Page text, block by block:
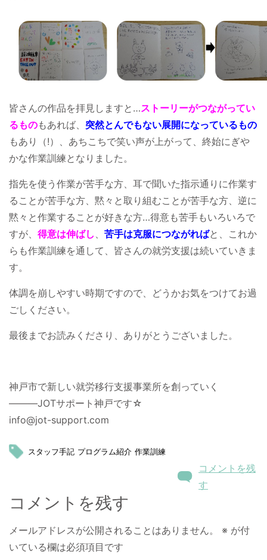
皆さんの作品を拝見しますと…ストーリーがつながってい
るものもあれば、 突然とんでもない展開になっているもの
もあり（!）、あちこちで笑い声が上がって、終始にぎや
かな作業訓練となりました。
指先を使う作業が苦手な方、耳で聞いた指示通りに作業す
ることが苦手な方、黙々と取り組むことが苦手な方、逆に
黙々と作業することが好きな方…得意も苦手もいろいろで
すが、 得意は伸ばし 、 苦手は克服につながればと、これか
らも作業訓練を通して、皆さんの就労支援は続いていきま
す。
体調を崩しやすい時期ですので、どうかお気をつけてお過
ごしください。
最後までお読みくださり、ありがとうございました。
神戸市で新しい就労移行支援事業所を創っていく
―――JOTサポート神戸です☆
info@jot-support.com
スタッフ手記 プログラム紹介 作業訓練
コメントを残
す
コメントを残す
メールアドレスが公開されることはありません。 ※ が付
いている欄は必須項目です